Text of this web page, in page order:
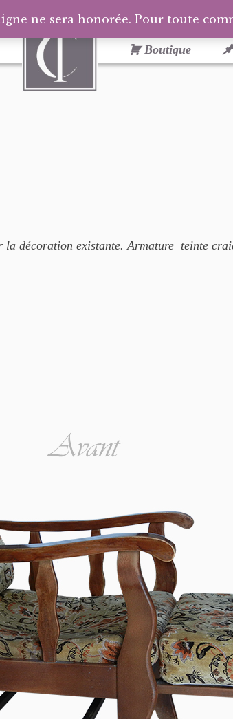
Boutique
décoration existante. Armature teinte
ne sera honorée. Pour toute